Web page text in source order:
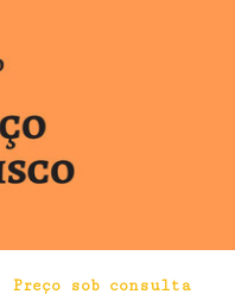
Preço sob consulta